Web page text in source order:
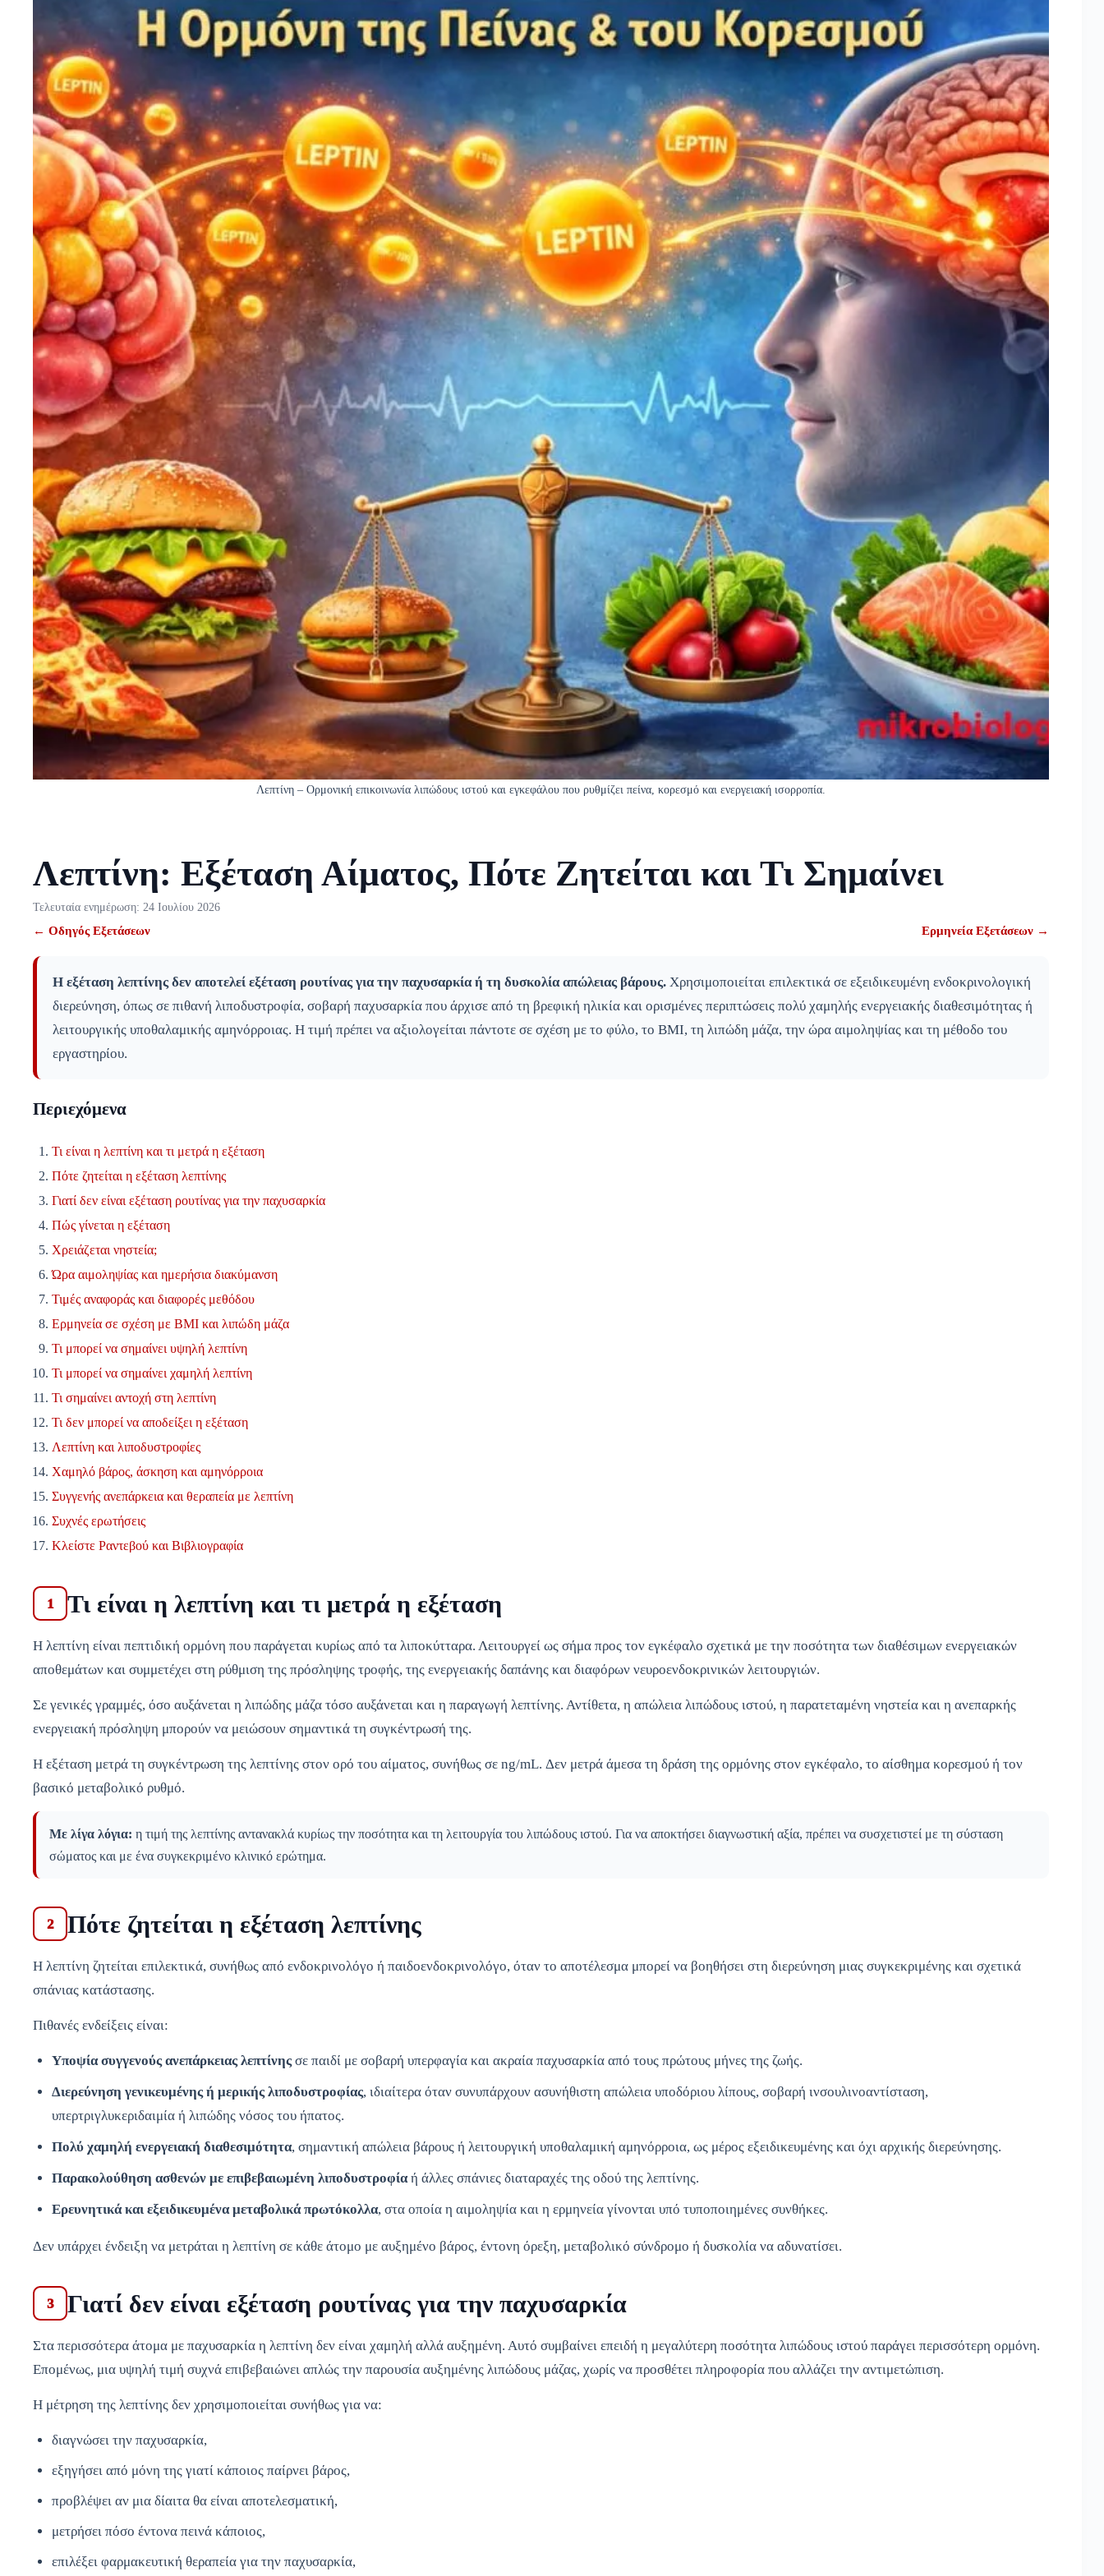
Λεπτίνη – Ορμονική επικοινωνία λιπώδους ιστού και εγκεφάλου που ρυθμίζει πείνα, κορεσμό και ενεργειακή ισορροπία.
Λεπτίνη: Εξέταση Αίματος, Πότε Ζητείται και Τι Σημαίνει
Τελευταία ενημέρωση: 24 Ιουλίου 2026
← Οδηγός Εξετάσεων Ερμηνεία Εξετάσεων →
Η εξέταση λεπτίνης δεν αποτελεί εξέταση ρουτίνας για την παχυσαρκία ή τη δυσκολία απώλειας βάρους. Χρησιμοποιείται επιλεκτικά σε εξειδικευμένη ενδοκρινολογική
διερεύνηση, όπως σε πιθανή λιποδυστροφία, σοβαρή παχυσαρκία που άρχισε από τη βρεφική ηλικία και ορισμένες περιπτώσεις πολύ χαμηλής ενεργειακής διαθεσιμότητας ή
λειτουργικής υποθαλαμικής αμηνόρροιας. Η τιμή πρέπει να αξιολογείται πάντοτε σε σχέση με το φύλο, το BMI, τη λιπώδη μάζα, την ώρα αιμοληψίας και τη μέθοδο του
εργαστηρίου.
Περιεχόμενα
Τι είναι η λεπτίνη και τι μετρά η εξέταση
Πότε ζητείται η εξέταση λεπτίνης
Γιατί δεν είναι εξέταση ρουτίνας για την παχυσαρκία
Πώς γίνεται η εξέταση
Χρειάζεται νηστεία;
Ώρα αιμοληψίας και ημερήσια διακύμανση
Τιμές αναφοράς και διαφορές μεθόδου
Ερμηνεία σε σχέση με BMI και λιπώδη μάζα
Τι μπορεί να σημαίνει υψηλή λεπτίνη
Τι μπορεί να σημαίνει χαμηλή λεπτίνη
Τι σημαίνει αντοχή στη λεπτίνη
Τι δεν μπορεί να αποδείξει η εξέταση
Λεπτίνη και λιποδυστροφίες
Χαμηλό βάρος, άσκηση και αμηνόρροια
Συγγενής ανεπάρκεια και θεραπεία με λεπτίνη
Συχνές ερωτήσεις
Κλείστε Ραντεβού και Βιβλιογραφία
1 Τι είναι η λεπτίνη και τι μετρά η εξέταση
Η λεπτίνη είναι πεπτιδική ορμόνη που παράγεται κυρίως από τα λιποκύτταρα. Λειτουργεί ως σήμα προς τον εγκέφαλο σχετικά με την ποσότητα των διαθέσιμων ενεργειακών
αποθεμάτων και συμμετέχει στη ρύθμιση της πρόσληψης τροφής, της ενεργειακής δαπάνης και διαφόρων νευροενδοκρινικών λειτουργιών.
Σε γενικές γραμμές, όσο αυξάνεται η λιπώδης μάζα τόσο αυξάνεται και η παραγωγή λεπτίνης. Αντίθετα, η απώλεια λιπώδους ιστού, η παρατεταμένη νηστεία και η ανεπαρκής
ενεργειακή πρόσληψη μπορούν να μειώσουν σημαντικά τη συγκέντρωσή της.
Η εξέταση μετρά τη συγκέντρωση της λεπτίνης στον ορό του αίματος, συνήθως σε ng/mL. Δεν μετρά άμεσα τη δράση της ορμόνης στον εγκέφαλο, το αίσθημα κορεσμού ή τον
βασικό μεταβολικό ρυθμό.
Με λίγα λόγια: η τιμή της λεπτίνης αντανακλά κυρίως την ποσότητα και τη λειτουργία του λιπώδους ιστού. Για να αποκτήσει διαγνωστική αξία, πρέπει να συσχετιστεί με τη σύσταση
σώματος και με ένα συγκεκριμένο κλινικό ερώτημα.
2 Πότε ζητείται η εξέταση λεπτίνης
Η λεπτίνη ζητείται επιλεκτικά, συνήθως από ενδοκρινολόγο ή παιδοενδοκρινολόγο, όταν το αποτέλεσμα μπορεί να βοηθήσει στη διερεύνηση μιας συγκεκριμένης και σχετικά
σπάνιας κατάστασης.
Πιθανές ενδείξεις είναι:
Υποψία συγγενούς ανεπάρκειας λεπτίνηςσε παιδί με σοβαρή υπερφαγία και ακραία παχυσαρκία από τους πρώτους μήνες της ζωής.
Διερεύνηση γενικευμένης ή μερικής λιποδυστροφίας, ιδιαίτερα όταν συνυπάρχουν ασυνήθιστη απώλεια υποδόριου λίπους, σοβαρή ινσουλινοαντίσταση,
υπερτριγλυκεριδαιμία ή λιπώδης νόσος του ήπατος.
Πολύ χαμηλή ενεργειακή διαθεσιμότητα, σημαντική απώλεια βάρους ή λειτουργική υποθαλαμική αμηνόρροια, ως μέρος εξειδικευμένης και όχι αρχικής διερεύνησης.
Παρακολούθηση ασθενών με επιβεβαιωμένη λιποδυστροφίαή άλλες σπάνιες διαταραχές της οδού της λεπτίνης.
Ερευνητικά και εξειδικευμένα μεταβολικά πρωτόκολλα, στα οποία η αιμοληψία και η ερμηνεία γίνονται υπό τυποποιημένες συνθήκες.
Δεν υπάρχει ένδειξη να μετράται η λεπτίνη σε κάθε άτομο με αυξημένο βάρος, έντονη όρεξη, μεταβολικό σύνδρομο ή δυσκολία να αδυνατίσει.
3 Γιατί δεν είναι εξέταση ρουτίνας για την παχυσαρκία
Στα περισσότερα άτομα με παχυσαρκία η λεπτίνη δεν είναι χαμηλή αλλά αυξημένη. Αυτό συμβαίνει επειδή η μεγαλύτερη ποσότητα λιπώδους ιστού παράγει περισσότερη ορμόνη.
Επομένως, μια υψηλή τιμή συχνά επιβεβαιώνει απλώς την παρουσία αυξημένης λιπώδους μάζας, χωρίς να προσθέτει πληροφορία που αλλάζει την αντιμετώπιση.
Η μέτρηση της λεπτίνης δεν χρησιμοποιείται συνήθως για να:
διαγνώσει την παχυσαρκία,
εξηγήσει από μόνη της γιατί κάποιος παίρνει βάρος,
προβλέψει αν μια δίαιτα θα είναι αποτελεσματική,
μετρήσει πόσο έντονα πεινά κάποιος,
επιλέξει φαρμακευτική θεραπεία για την παχυσαρκία,